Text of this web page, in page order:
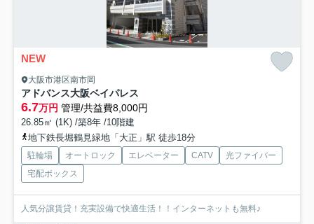
NEW
大阪市港区南市岡
アドバンス大阪ベイパレス
6.7万円 管理/共益費8,000円
26.85㎡ (1K) /築8年 /10階建
地下鉄長堀鶴見緑地「大正」駅 徒歩18分
駐輪場 オートロック エレベーター CATV
光ファイバー
宅配ボックス
人気分譲賃貸！充実設備で快適生活！！インターネットも無料♪